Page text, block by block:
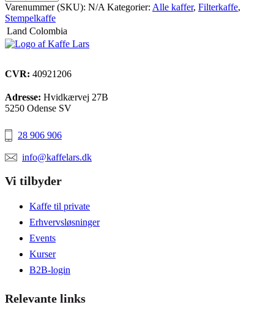
antal
Varenummer (SKU): N/A Kategorier: Alle kaffer, Filterkaffe,
Stempelkaffe
Land Colombia
CVR: 40921206
Adresse: Hvidkærvej 27B
5250 Odense SV
28 906 906
info@kaffelars.dk
Vi tilbyder
Kaffe til private
Erhvervsløsninger
Events
Kurser
B2B-login
Relevante links